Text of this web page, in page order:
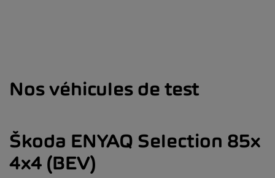
Nos véhicules de test
Škoda ENYAQ Selection 85x
4x4 (BEV)